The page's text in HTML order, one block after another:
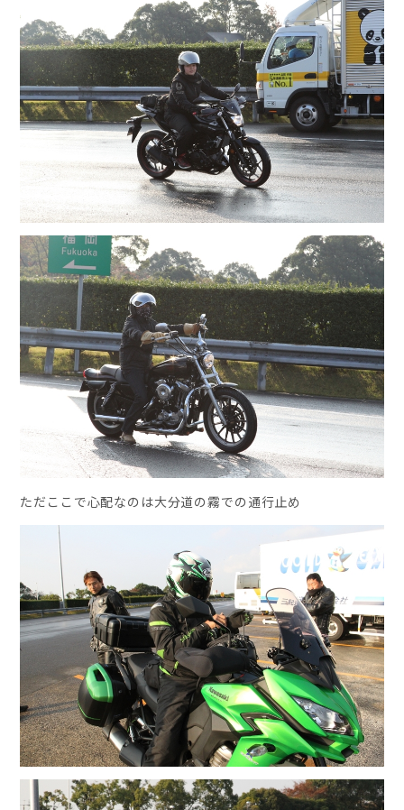
ただここで心配なのは大分道の霧での通行止め